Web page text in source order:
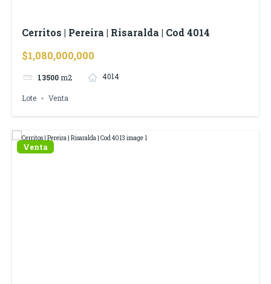
Cerritos | Pereira | Risaralda | Cod 4014
$1,080,000,000
13500 m2 4014
Lote Venta
Venta